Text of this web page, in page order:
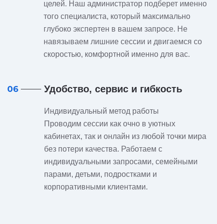
целей. Наш администратор подберет именно
того специалиста, который максимально
глубоко экспертен в вашем запросе. Не
навязываем лишние сессии и двигаемся со
скоростью, комфортной именно для вас.
06 Удобство, сервис и гибкость
Индивидуальный метод работы
Проводим сессии как очно в уютных
кабинетах, так и онлайн из любой точки мира
без потери качества. Работаем с
индивидуальными запросами, семейными
парами, детьми, подростками и
корпоративными клиентами.